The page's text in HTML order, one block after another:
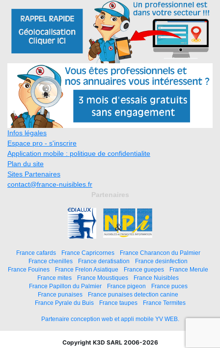
Infos légales
Espace pro - s'inscrire
Application mobile : politique de confidentialite
Plan du site
Sites Partenaires
contact@france-nuisibles.fr
Partenaires
France cafards France Capricornes
France Charancon du Palmier
France chenilles
France deratisation
France desinfection
France Fouines
France Frelon Asiatique France guepes
France Merule
France mites
France Moustiques
France Nuisibles
France Papillon du Palmier
France pigeon
France puces
France punaises
France punaises detection canine
France Pyrale du Buis
France taupes France Termites
Partenaire conception web et appli mobile YV WEB.
Copyright K3D SARL 2006-2026